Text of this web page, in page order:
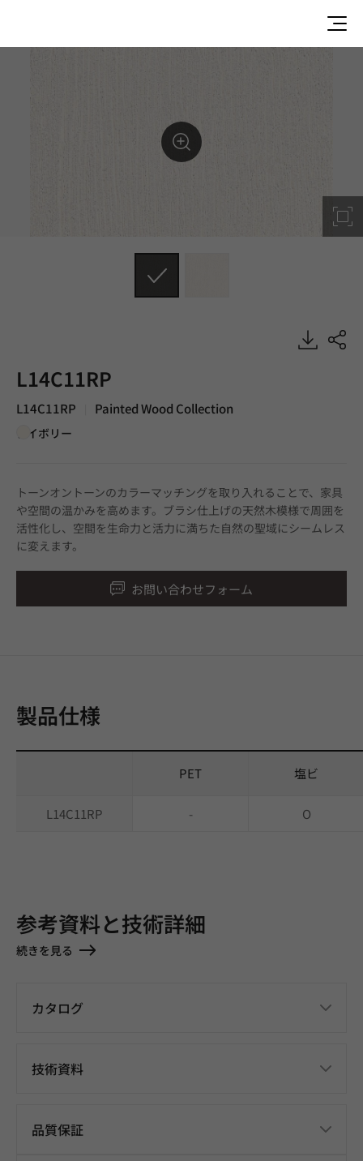
L14C11RP
L14C11RP Painted Wood Collection
アイボリー
トーンオントーンのカラーマッチングを取り入れることで、家具
や空間の温かみを高めます。ブラシ仕上げの天然木模様で周囲を
活性化し、空間を生命力と活力に満ちた自然の聖域にシームレス
に変えます。
お問い合わせフォーム
製品仕様
PET 塩ビ
L14C11RP - O
参考資料と技術詳細
続きを見る
カタログ
技術資料
品質保証